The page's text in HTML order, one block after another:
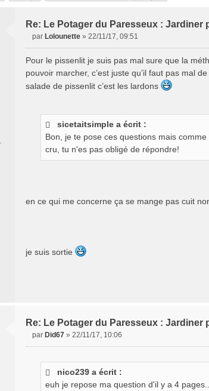
Re: Le Potager du Paresseux :
s
s
a
par Lolounette » 22/11/17, 09:51
Pour le pissenlit je suis pas mal sure que la
pouvoir marcher, c’est juste qu’il faut pas mal
salade de pissenlit c’est les lardons
sicetaitsimple a écrit :
Bon, je te pose ces questions mais
cru, tu n'es pas obligé de répondre!
en ce qui me concerne ça se mange pas cuit
je suis sortie
Re: Le Potager du Paresseux :
par Did67 » 22/11/17, 10:06
nico239 a écrit :
euh je repose ma question d'il y a 4 pages....